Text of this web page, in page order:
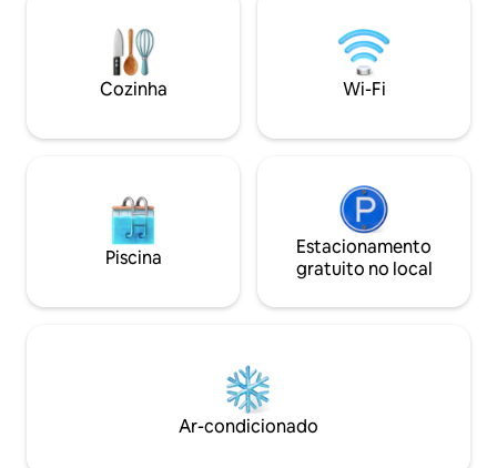
à lareira interna ou aqueça-se com uma
taça de vinho na banheira de
hidromassagem quente no terraço.
Grelhe com os entes queridos ou
lareira
dias chuvosos e
espumante,
nosso spa e na
totalmente
nossos hóspedes.
Cozinha Wi-Fi
Piscina
Estacionamento
gratuito no local
Ar-condicionado